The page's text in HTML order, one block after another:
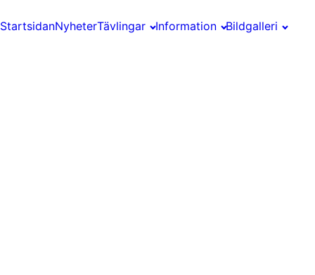
StartsidanNyheterTävlingar Information Bildgalleri